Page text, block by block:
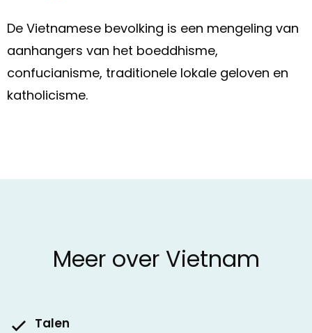
De Vietnamese bevolking is een mengeling van
aanhangers van het boeddhisme,
confucianisme, traditionele lokale geloven en
katholicisme.
Meer over Vietnam
Talen